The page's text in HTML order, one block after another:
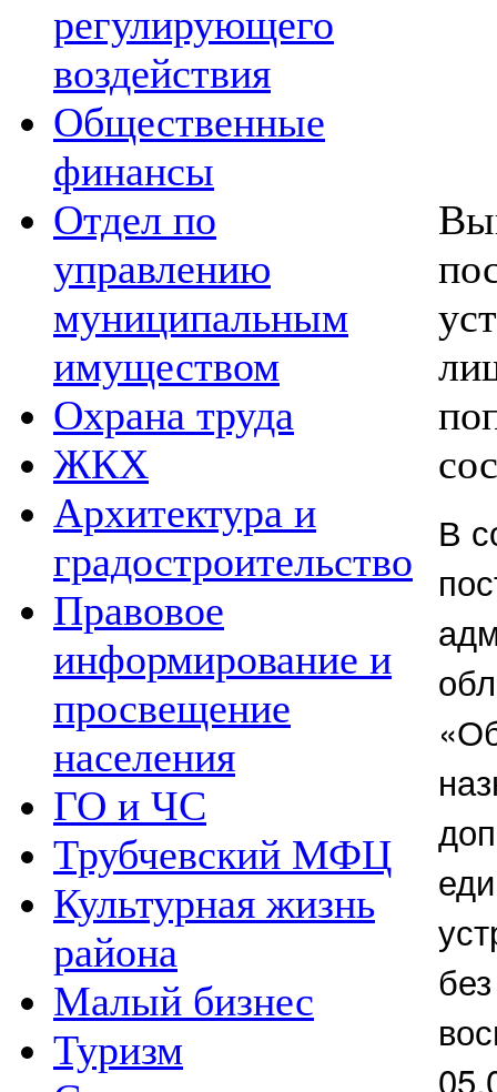
регулирующего
воздействия
Общественные
финансы
Отдел по
управлению
муниципальным
имуществом
Охрана труда
ЖКХ
Архитектура и
градостроительство
Правовое
информирование и
просвещение
населения
ГО и ЧС
Трубчевский МФЦ
Культурная жизнь
района
Малый бизнес
Туризм
В